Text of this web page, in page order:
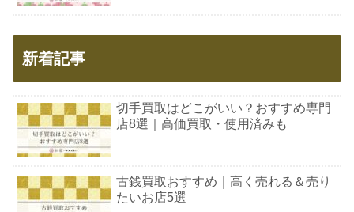
新着記事
切手買取はどこがいい？おすすめ専門
店8選｜高価買取・使用済みも
古銭買取おすすめ｜高く売れる＆売り
たいお店5選